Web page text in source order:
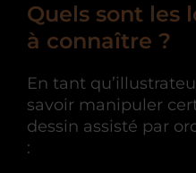
Quels sont les
à connaître ?
En tant
savoir manipuler
dessin assisté par
: